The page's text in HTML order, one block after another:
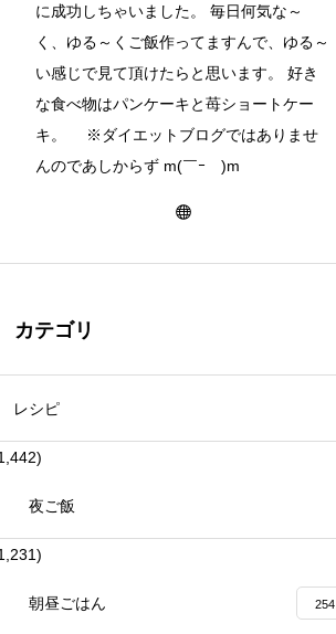
に成功しちゃいました。 毎日何気な～
く、ゆる～くご飯作ってますんで、ゆる～
い感じで見て頂けたらと思います。 好き
な食べ物はパンケーキと苺ショートケー
キ。 ※ダイエットブログではありませ
んのであしからず m(￣ｰ￣)m
カテゴリ
レシピ
夜ご飯
朝昼ごはん 254